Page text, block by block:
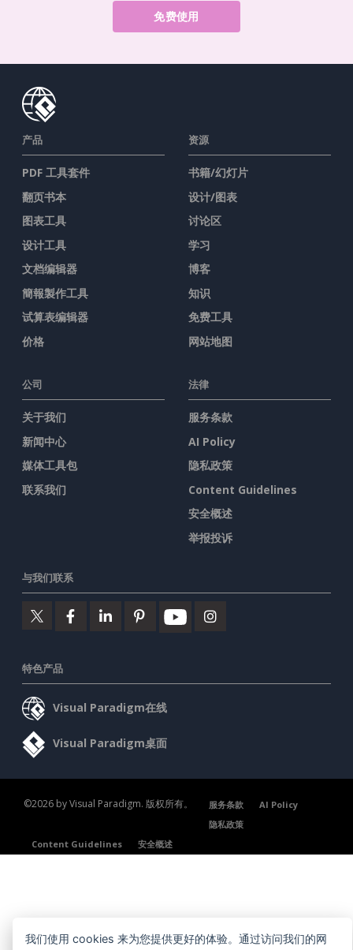
免费使用
产品
PDF 工具套件
翻页书本
图表工具
设计工具
文档编辑器
簡報製作工具
试算表编辑器
价格
资源
书籍/幻灯片
设计/图表
讨论区
学习
博客
知识
免费工具
网站地图
公司
关于我们
新闻中心
媒体工具包
联系我们
法律
服务条款
AI Policy
隐私政策
Content Guidelines
安全概述
举报投诉
与我们联系
特色产品
Visual Paradigm在线
Visual Paradigm桌面
©2026 by Visual Paradigm. 版权所有。 服务条款
AI Policy
隐私政策
Content Guidelines
安全概述
我们使用 cookies 来为您提供更好的体验。通过访问我们的网